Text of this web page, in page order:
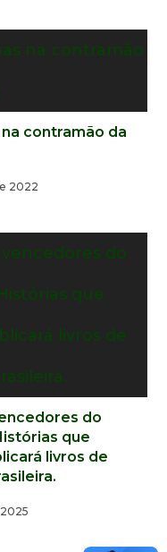
contramão da
2022
do
que
livros de